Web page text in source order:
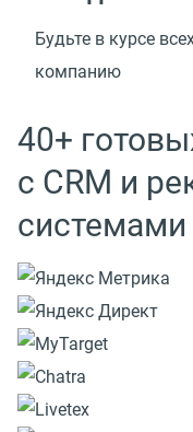
Будьте в курсе
компанию
40+
с CRM и
системами